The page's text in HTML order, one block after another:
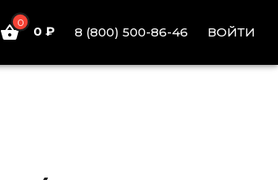
0
0 ₽ 8 (800) 500-86-46 ВОЙТИ